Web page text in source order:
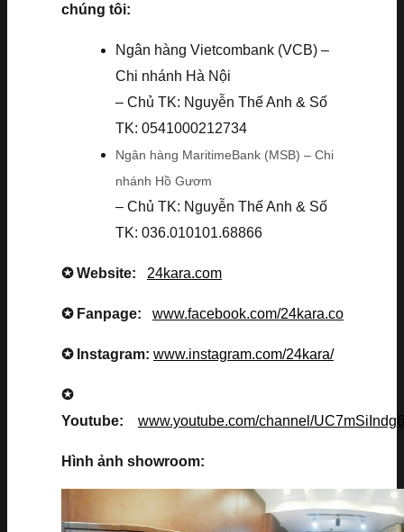
chúng tôi:
Ngân hàng Vietcombank (VCB) –
Chi nhánh Hà Nội
– Chủ TK: Nguyễn Thế Anh & Số
TK: 0541000212734
Ngân hàng MaritimeBank (MSB) – Chi
nhánh Hồ Gươm
– Chủ TK: Nguyễn Thế Anh & Số
TK: 036.010101.68866
✪ Website: 24kara.com
✪ Fanpage: www.facebook.com/24kara.co
✪ Instagram: www.instagram.com/24kara/
✪
Youtube: www.youtube.com/channel/
Hình ảnh showroom: